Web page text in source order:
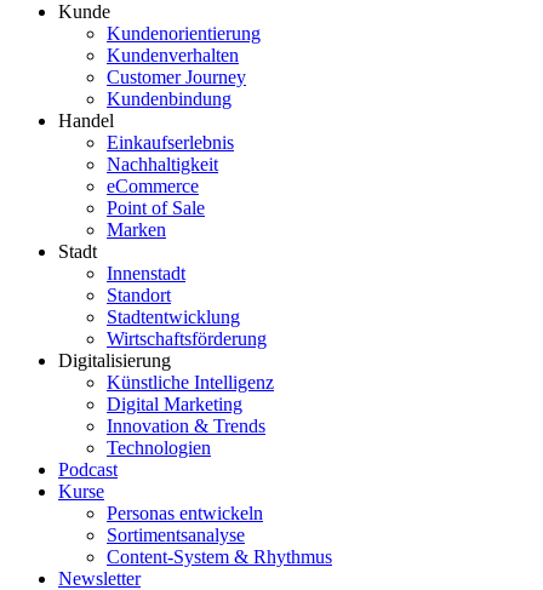
Kunde
Kundenorientierung
Kundenverhalten
Customer Journey
Kundenbindung
Handel
Einkaufserlebnis
Nachhaltigkeit
eCommerce
Point of Sale
Marken
Stadt
Innenstadt
Standort
Stadtentwicklung
Wirtschaftsförderung
Digitalisierung
Künstliche Intelligenz
Digital Marketing
Innovation & Trends
Technologien
Podcast
Kurse
Personas entwickeln
Sortimentsanalyse
Content-System & Rhythmus
Newsletter